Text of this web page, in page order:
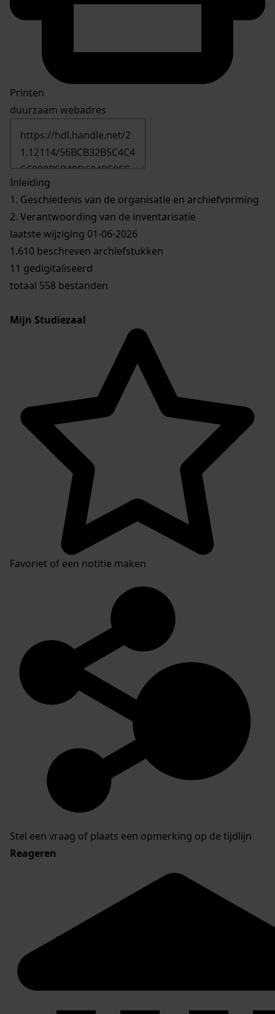
Printen
duurzaam webadres
Inleiding
1. Geschiedenis van de organisatie en archiefvorming
2. Verantwoording van de inventarisatie
laatste wijziging 01-06-2026
1.610 beschreven archiefstukken
11 gedigitaliseerd
totaal 558 bestanden
Mijn Studiezaal
Favoriet of een notitie maken
Stel een vraag of plaats een opmerking op de tijdlijn
Reageren